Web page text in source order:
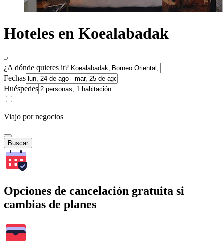
Hoteles en Koealabadak
¿A dónde quieres ir?
Fechas
Huéspedes
Viajo por negocios
Buscar
Opciones de cancelación gratuita si
cambias de planes